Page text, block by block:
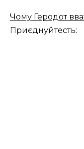
Чому Геродот
Приєднуйтесть: